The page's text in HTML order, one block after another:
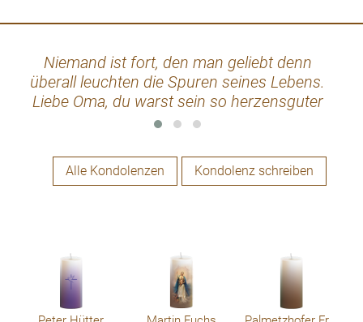
Niemand ist fort, den man geliebt denn
überall leuchten die Spuren seines Lebens.
Liebe Oma, du warst sein so herzensguter
Mensch. Mir bleibt die Erinnerung an
vermissen! Pfiat di!
Alle Kondolenzen Kondolenz schreiben